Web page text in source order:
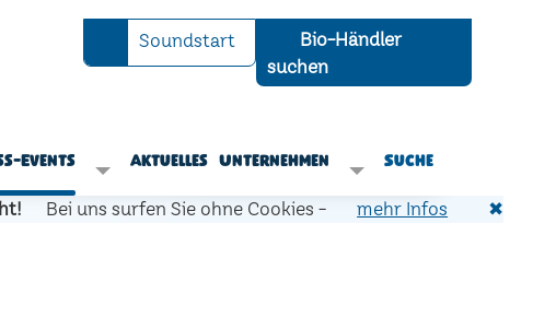
Soundstart
Bio-Händler
suchen
Events Aktuelles Unternehmen Suche
Bei uns surfen Sie ohne Cookies - mehr Infos ✖